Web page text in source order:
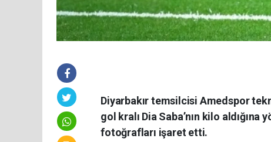
Diyarbakır temsilcisi Amedspor
gol kralı Dia Saba’nın kilo
fotoğrafları işaret etti.